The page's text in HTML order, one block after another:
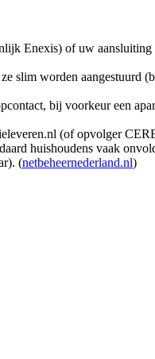
Enexis) of uw
slim worden
bij voorkeur een
(of opvolger
huishoudens vaak
(netbeheernederland.nl)